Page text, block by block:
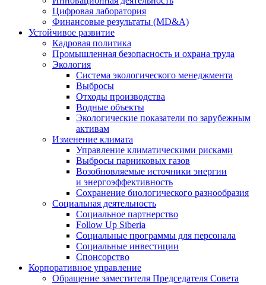
Цифровая лаборатория
Финансовые результаты (MD&A)
Устойчивое развитие
Кадровая политика
Промышленная безопасность и охрана труда
Экология
Система экологического менеджмента
Выбросы
Отходы производства
Водные объекты
Экологические показатели по зарубежным
активам
Изменение климата
Управление климатическими рисками
Выбросы парниковых газов
Возобновляемые источники энергии
и энергоэффективность
Сохранение биологического разнообразия
Социальная деятельность
Социальное партнерство
Follow Up Siberia
Социальные программы для персонала
Социальные инвестиции
Спонсорство
Корпоративное управление
Обращение заместителя Председателя Совета